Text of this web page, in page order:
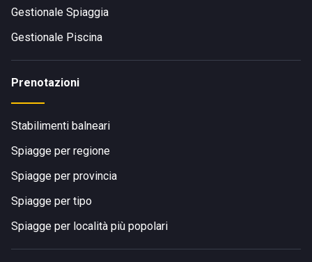
Gestionale Spiaggia
Gestionale Piscina
Prenotazioni
Stabilimenti balneari
Spiagge per regione
Spiagge per provincia
Spiagge per tipo
Spiagge per località più popolari